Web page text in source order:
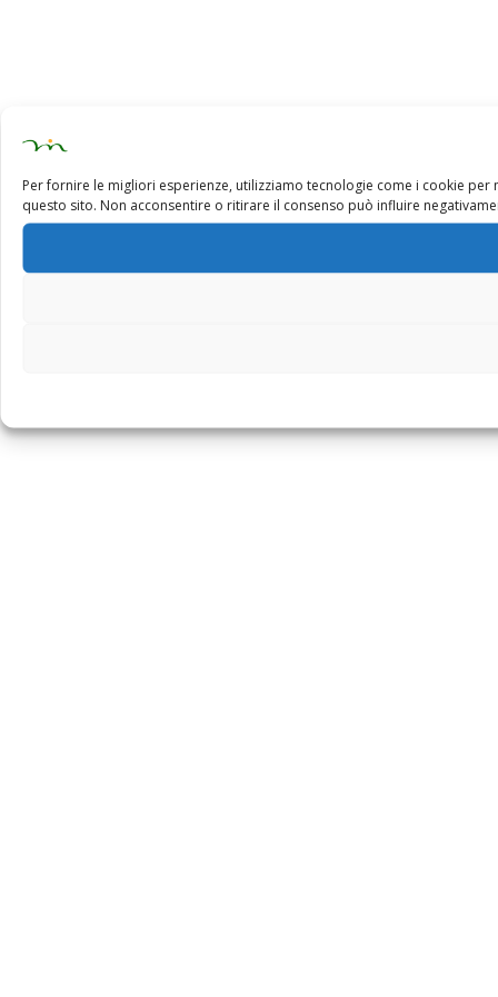
Per fornire le migliori esperienze, utilizziamo tecnologie come i cookie
questo sito. Non acconsentire o ritirare il consenso può influire